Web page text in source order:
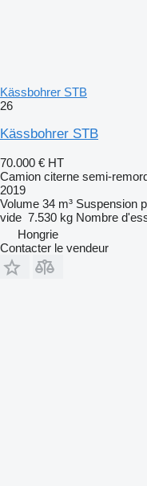
Kässbohrer STB
26
Kässbohrer STB
70.000 € HT
Camion citerne semi-
2019
Volume 34 m³ Suspension
vide 7.530 kg Nombre
Hongrie
Contacter le vendeur